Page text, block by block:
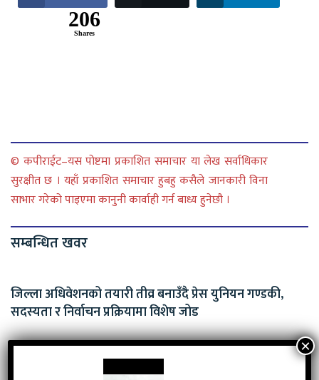
206
Shares
© कपीराईट–यस पोष्टमा प्रकाशित समाचार या लेख सर्वाधिकार
सुरक्षीत छ । यहाँ प्रकाशित समाचार हुबहु कसैले जानकारी विना
साभार गरेको पाइएमा कानुनी कार्वाही गर्न बाध्य हुनेछौ ।
सम्बन्धित खवर
जिल्ला अधिवेशनको तयारी तीव्र बनाउँदै प्रेस युनियन गण्डकी,
सदस्यता र निर्वाचन प्रक्रियामा विशेष जोड
अन्नपूर्ण आत्मनिर्भर बाल आश्रमको २१औँ साधारण सभा तथा ७औँ